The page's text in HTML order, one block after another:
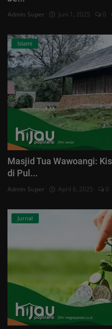
Admin Super Juni 1, 2025 0
Islami
Masjid Tua Wawoangi:
di Pul...
Admin Super April 6, 2025 0
Jurnal